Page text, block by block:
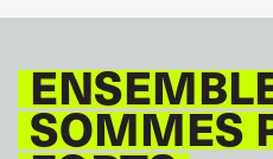
SOMMES